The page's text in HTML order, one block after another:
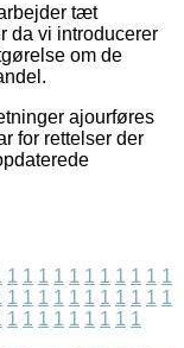
tæt
da vi introducerer
om de
ajourføres
for rettelser der
1 1 1 1 1 1 1 1 1 1 1
1 1 1 1 1 1 1 1 1 1 1
1 1 1 1 1 1 1 1 1